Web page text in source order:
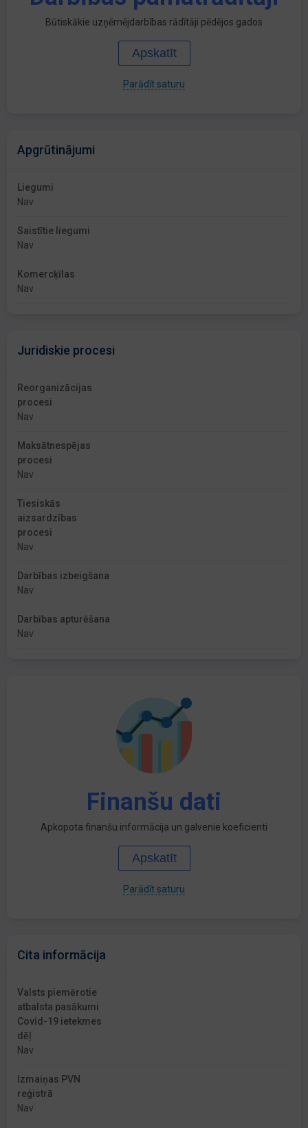
Būtiskākie uzņēmējdarbības rādītāji pēdējos gados
Apskatīt
Parādīt saturu
Apgrūtinājumi
Liegumi
Nav
Saistītie liegumi
Nav
Komercķīlas
Nav
Juridiskie procesi
Reorganizācijas
procesi
Nav
Maksātnespējas
procesi
Nav
Tiesiskās
aizsardzības
procesi
Nav
Darbības izbeigšana
Nav
Darbības apturēšana
Nav
Finanšu dati
Apkopota finanšu informācija un galvenie koeficienti
Apskatīt
Parādīt saturu
Cita informācija
Valsts piemērotie
atbalsta pasākumi
Covid-19 ietekmes
dēļ
Nav
Izmaiņas PVN
reģistrā
Nav